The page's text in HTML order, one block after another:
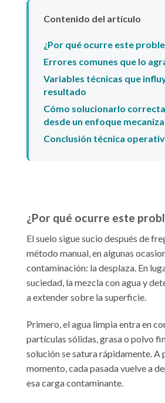
Contenido del artículo
¿Por qué ocurre este
Errores comunes que lo
Variables técnicas que
resultado
Cómo solucionarlo
desde un enfoque
Conclusión técnica
¿Por qué ocurre este
El suelo sigue sucio después de
método manual, en algunas
contaminación: la desplaza. En
suciedad, la mezcla con agua y
a extender sobre la superficie.
Primero, el agua limpia entra en
partículas sólidas, grasa o polvo
solución se satura rápidamente. A
momento, cada pasada vuelve a
esa carga contaminante.